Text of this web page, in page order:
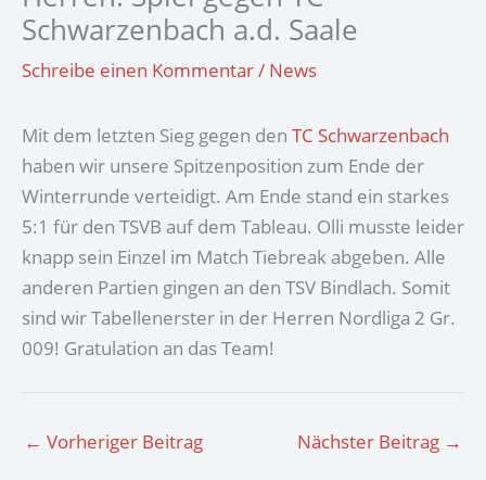
Schwarzenbach a.d. Saale
Schreibe einen Kommentar/ News
Mit dem letzten Sieg gegen den TC Schwarzenbach
haben wir unsere Spitzenposition zum Ende der
Winterrunde verteidigt. Am Ende stand ein starkes
5:1 für den TSVB auf dem Tableau. Olli musste leider
knapp sein Einzel im Match Tiebreak abgeben. Alle
anderen Partien gingen an den TSV Bindlach. Somit
sind wir Tabellenerster in der Herren Nordliga 2 Gr.
009! Gratulation an das Team!
← Vorheriger Beitrag Nächster Beitrag →